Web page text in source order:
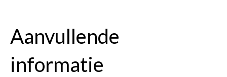
Aanvullende
informatie